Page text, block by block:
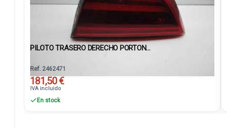
PILOTO TRASERO DERECHO PORTON...
Ref. 2462471
181,50 €
IVA incluido
En stock